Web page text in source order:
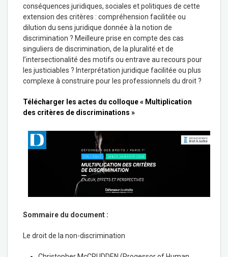
conséquences juridiques, sociales et politiques de cette
extension des critères : compréhension facilitée ou
dilution du sens juridique donnée à la notion de
discrimination ? Meilleure prise en compte des cas
singuliers de discrimination, de la pluralité et de
l’intersectionalité des motifs ou entrave au recours pour
les justiciables ? Interprétation juridique facilitée ou plus
complexe à construire pour les professionnels du droit ?
Télécharger les actes du colloque « Multiplication
des critères de discriminations »
Sommaire du document :
Le droit de la non-discrimination